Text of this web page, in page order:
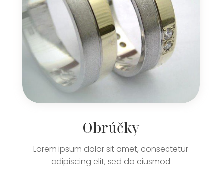
Obrúčky
Lorem ipsum dolor sit amet, consectetur
adipiscing elit, sed do eiusmod